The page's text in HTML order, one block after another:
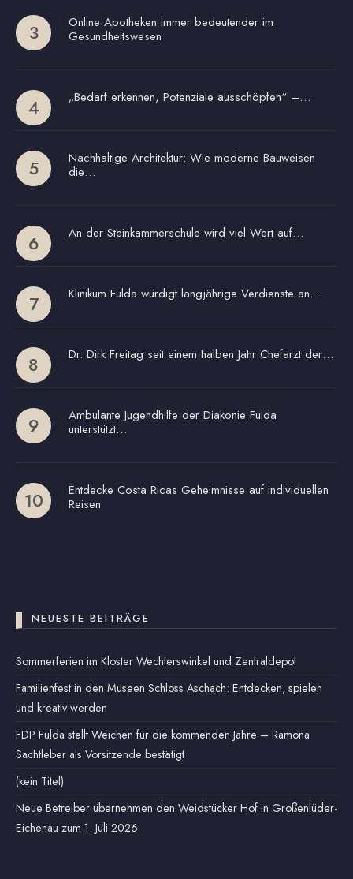
Online Apotheken immer bedeutender im
Gesundheitswesen
„Bedarf erkennen, Potenziale ausschöpfen“ –…
Nachhaltige Architektur: Wie moderne Bauweisen
die…
An der Steinkammerschule wird viel Wert auf…
Klinikum Fulda würdigt langjährige Verdienste an…
Dr. Dirk Freitag seit einem halben Jahr Chefarzt der…
Ambulante Jugendhilfe der Diakonie Fulda
unterstützt…
Entdecke Costa Ricas Geheimnisse auf individuellen
Reisen
NEUESTE BEITRÄGE
Sommerferien im Kloster Wechterswinkel und Zentraldepot
Familienfest in den Museen Schloss Aschach: Entdecken, spielen
und kreativ werden
FDP Fulda stellt Weichen für die kommenden Jahre – Ramona
Sachtleber als Vorsitzende bestätigt
(kein Titel)
Neue Betreiber übernehmen den Weidstücker Hof in Großenlüder-
Eichenau zum 1. Juli 2026